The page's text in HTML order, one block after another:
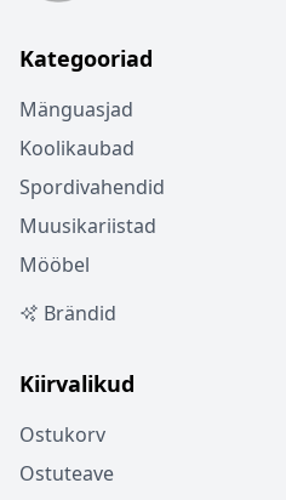
Kategooriad
Mänguasjad
Koolikaubad
Spordivahendid
Muusikariistad
Mööbel
Brändid
Kiirvalikud
Ostukorv
Ostuteave